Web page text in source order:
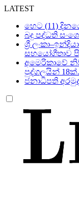
LATEST
හෙට (11)
බදු පද්ධති
ශ්‍රී
සහයෝගීතාව
අමෙරිකාවේ
පුද්ගලයින්
ජනාධිපති